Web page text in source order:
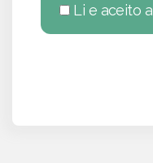
Li e aceito a